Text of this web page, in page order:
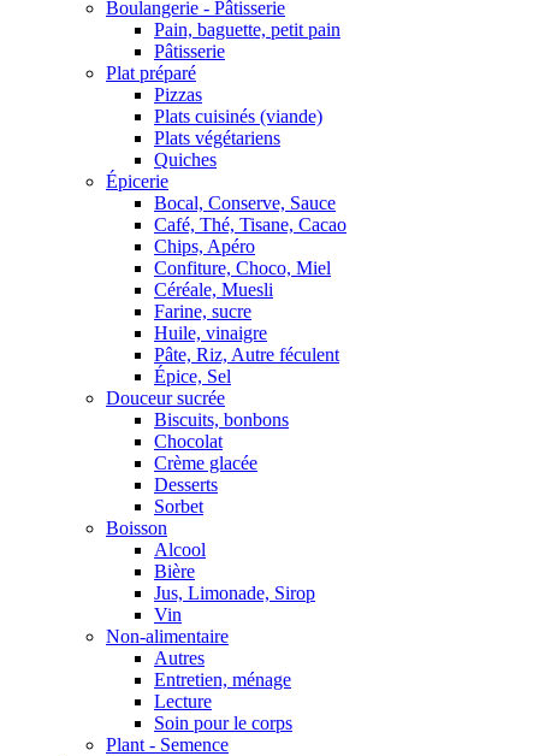
Boulangerie - Pâtisserie
Pain, baguette, petit pain
Pâtisserie
Plat préparé
Pizzas
Plats cuisinés (viande)
Plats végétariens
Quiches
Épicerie
Bocal, Conserve, Sauce
Café, Thé, Tisane, Cacao
Chips, Apéro
Confiture, Choco, Miel
Céréale, Muesli
Farine, sucre
Huile, vinaigre
Pâte, Riz, Autre féculent
Épice, Sel
Douceur sucrée
Biscuits, bonbons
Chocolat
Crème glacée
Desserts
Sorbet
Boisson
Alcool
Bière
Jus, Limonade, Sirop
Vin
Non-alimentaire
Autres
Entretien, ménage
Lecture
Soin pour le corps
Plant - Semence